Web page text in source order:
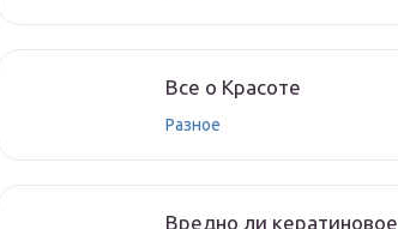
Все о Красоте
Разное
Вредно ли кератиновое